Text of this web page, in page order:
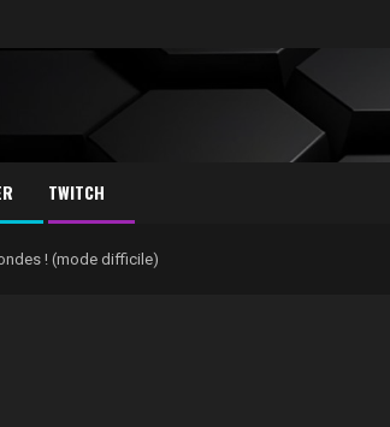
TWITCH
! (mode difficile)